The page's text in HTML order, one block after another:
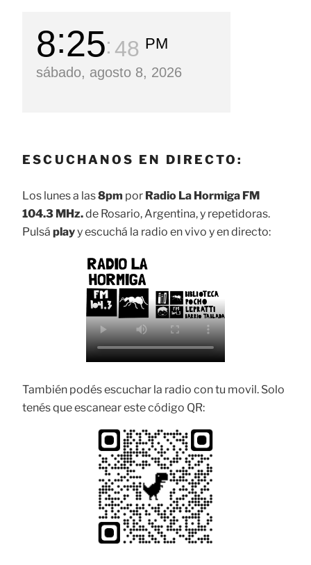
8 25 49 PM
sábado, agosto 8, 2026
ESCUCHANOS EN DIRECTO:
Los lunes a las8pm por Radio La Hormiga FM
104.3 MHz.de Rosario, Argentina, y repetidoras.
Pulsá playy escuchá la radio en vivo y en directo:
También podés escuchar la radio con tu movil. Solo
tenés que escanear este código QR: